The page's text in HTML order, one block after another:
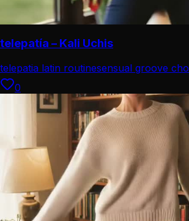
telepatía – Kali Uchis
telepatia latin routinesensual groove
0